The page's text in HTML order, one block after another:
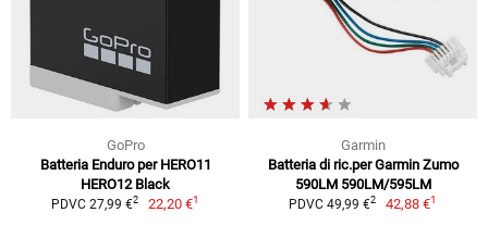
GoPro
Batteria Enduro per HERO11
HERO12 Black
PDVC 27,99 €2 22,20 €1
Garmin
Batteria di ric.per Garmin Zumo
590LM 590LM/595LM
PDVC 49,99 €2 42,88 €1